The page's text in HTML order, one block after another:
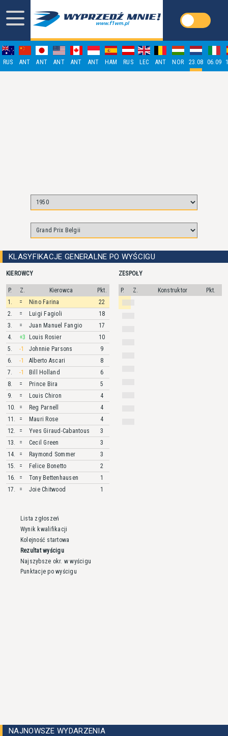
RUS ANT ANT ANT ANT ANT HAM RUS LEC ANT NOR 23.08 06.09
KLASYFIKACJE GENERALNE PO WYŚCIGU
KIEROWCY
P. Z. Kierowca
Pkt.
1.
= NinoFarina
22
2.
= Luigi Fagioli
18
3.
= Juan Manuel Fangio
17
4.
+3 Louis Rosier
10
5.
-1 Johnnie Parsons
9
6.
-1 Alberto Ascari
8
7.
-1 Bill Holland
6
8.
= Prince Bira
5
9.
= Louis Chiron
4
10.
= Reg Parnell
4
11.
= Mauri Rose
4
12.
= Yves Giraud-Cabantous
3
13.
= Cecil Green
3
14.
= Raymond Sommer
3
15.
= Felice Bonetto
2
16.
= TonyBettenhausen
1
17.
= JoieChitwood 1
ZESPOŁY
P. Z. Konstruktor Pkt.
Lista zgłoszeń
Wynik kwalifikacji
Kolejność startowa
Rezultat wyścigu
Najszybsze okr. w wyścigu
Punktacje po wyścigu
NAJNOWSZE WYDARZENIA